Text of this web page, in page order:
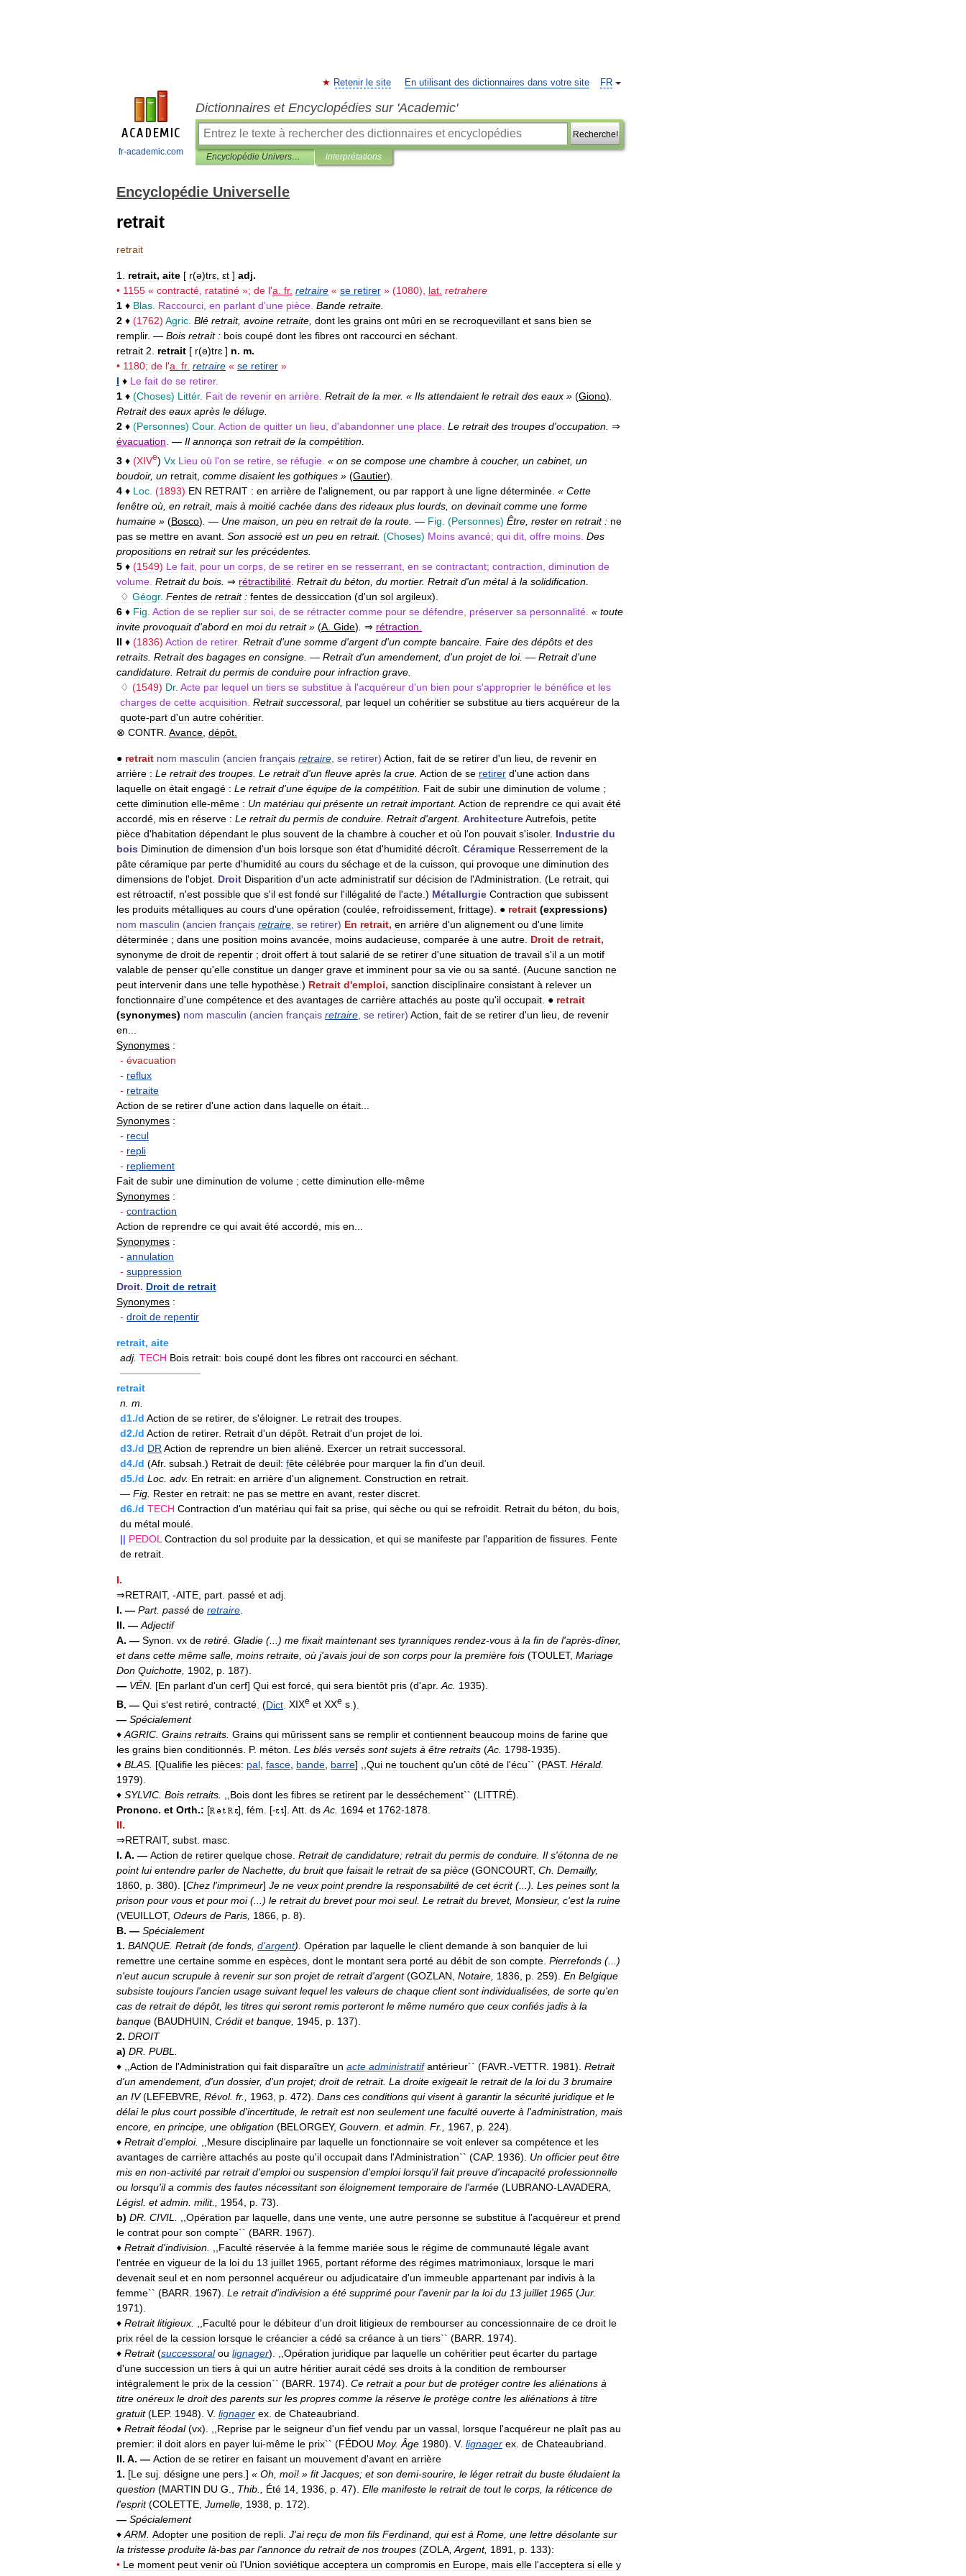
fr-academic.com
FR
Retenir le site En utilisant des dictionnaires dans votre site
Dictionnaires et Encyclopédies sur 'Academic'
Recherche!
Encyclopédie Universelle interprétations
Encyclopédie Universelle
retrait
retrait
1 retrait, aite [ r(ə)trɛ ɛt ] adj.
• 1155 « contracté ratatiné »; de l'a fr. retraire « se retirer » (1080), lat retrahere
1 ♦ Blas Raccourci en parlant d'une pièce Bande retraite
2 ♦ (1762) Agric Blé retrait, avoine retraite dont les grains ont mûri en se recroquevillant et sans bien se
remplir. — Bois retrait : bois coupé dont les fibres ont raccourci en séchant
retrait 2 retrait [ r(ə)trɛ ] n. m.
• 1180; de l'a fr. retraire « se retirer »
I ♦ Le fait de se retirer.
1 ♦ (Choses) Littér. Fait de revenir en arrière Retrait de la mer. « Ils attendaient le retrait des eaux » (Giono)
Retrait des eaux après le déluge
2 ♦ (Personnes) Cour. Action de quitter un lieu d'abandonner une place Le retrait des troupes d'occupation ⇒
évacuation — Il annonça son retrait de la compétition
3 ♦ (XIVe) Vx Lieu où l'on se retire se réfugie « on se compose une chambre à coucher, un cabinet, un
boudoir, un retrait comme disaient les gothiques » (Gautier)
4 ♦ Loc (1893) EN RETRAIT : en arrière de l'alignement ou par rapport à une ligne déterminée « Cette
fenêtre où en retrait, mais à moitié cachée dans des rideaux plus lourds on devinait comme une forme
humaine » (Bosco) — Une maison un peu en retrait de la route — Fig . (Personnes) Être rester en retrait : ne
pas se mettre en avant Son associé est un peu en retrait. (Choses) Moins avancé; qui dit offre moins Des
propositions en retrait sur les précédentes
5 ♦ (1549) Le fait pour un corps de se retirer en se resserrant en se contractant; contraction diminution de
volume Retrait du bois ⇒ rétractibilité Retrait du béton du mortier. Retrait d'un métal à la solidification
♢ Géogr. Fentes de retrait : fentes de dessiccation (d'un sol argileux).
6 ♦ Fig Action de se replier sur soi de se rétracter comme pour se défendre préserver sa personnalité « toute
invite provoquait d'abord en moi du retrait» (A Gide) ⇒ rétraction
II ♦ (1836) Action de retirer. Retrait d'une somme d'argent d'un compte bancaire Faire des dépôts et des
retraits Retrait des bagages en consigne — Retrait d'un amendement, d'un projet de loi. — Retrait d'une
candidature Retrait du permis de conduire pour infraction grave
♢ (1549) Dr. Acte par lequel un tiers se substitue à l'acquéreur d'un bien pour s'approprier le bénéfice et les
charges de cette acquisition Retrait successoral, par lequel un cohéritier se substitue au tiers acquéreur de la
quote-part d'un autre cohéritier.
⊗ CONTR Avance dépôt
● retrait nom masculin (ancien français retraire se retirer) Action fait de se retirer d'un lieu de revenir en
arrière : Le retrait des troupes Le retrait d'un fleuve après la crue Action de se retirer d'une action dans
laquelle on était engagé : Le retrait d'une équipe de la compétition Fait de subir une diminution de volume ;
cette diminution elle-même : Un matériau qui présente un retrait important. Action de reprendre ce qui avait été
accordé mis en réserve : Le retrait du permis de conduire Retrait d'argent. ArchitectureAutrefois petite
pièce d'habitation dépendant le plus souvent de la chambre à coucher et où l'on pouvait s'isoler. Industrie du
bois Diminution de dimension d'un bois lorsque son état d'humidité décroît Céramique Resserrement de la
pâte céramique par perte d'humidité au cours du séchage et de la cuisson qui provoque une diminution des
dimensions de l'objet Droit Disparition d'un acte administratif sur décision de l'Administration . (Le retrait qui
est rétroactif n'est possible que s'il est fondé sur l'illégalité de l'acte .) Métallurgie Contraction que subissent
les produits métalliques au cours d'une opération (coulée refroidissement frittage). ● retrait (expressions)
nom masculin (ancien français retraire se retirer) En retrait, en arrière d'un alignement ou d'une limite
déterminée ; dans une position moins avancée moins audacieuse comparée à une autre Droit de retrait,
synonyme de droit de repentir ; droit offert à tout salarié de se retirer d'une situation de travail s'il a un motif
valable de penser qu'elle constitue un danger grave et imminent pour sa vie ou sa santé . (Aucune sanction ne
peut intervenir dans une telle hypothèse .) Retrait d'emploi, sanction disciplinaire consistant à relever un
fonctionnaire d'une compétence et des avantages de carrière attachés au poste qu'il occupait ● retrait
(synonymes) nom masculin (ancien français retraire se retirer) Action fait de se retirer d'un lieu de revenir
en
Synonymes :
- évacuation
- reflux
- retraite
Action de se retirer d'une action dans laquelle on était
Synonymes :
- recul
- repli
- repliement
Fait de subir une diminution de volume ; cette diminution elle-même
Synonymes :
- contraction
Action de reprendre ce qui avait été accordé mis en
Synonymes :
- annulation
- suppression
Droit. Droit de retrait
Synonymes :
- droit de repentir
retrait, aite
adj. TECH Bois retrait: bois coupé dont les fibres ont raccourci en séchant
————————
retrait
n m
d1./d Action de se retirer, de s'éloigner. Le retrait des troupes
d2./d Action de retirer. Retrait d'un dépôt Retrait d'un projet de loi
d3./d DR Action de reprendre un bien aliéné Exercer un retrait successoral
d4./d (Afr. subsah .) Retrait de deuil: fête célébrée pour marquer la fin d'un deuil
d5./d Loc adv. En retrait: en arrière d'un alignement Construction en retrait
— Fig Rester en retrait: ne pas se mettre en avant rester discret
d6./d TECH Contraction d'un matériau qui fait sa prise qui sèche ou qui se refroidit Retrait du béton du bois
du métal moulé
|| PEDOL Contraction du sol produite par la dessication et qui se manifeste par l'apparition de fissures Fente
de retrait
I.
⇒RETRAIT, -AITE part passé et adj
I. — Part. passé de retraire
II. — Adjectif
A. — Synon vx de retiré Gladie (...) me fixait maintenant ses tyranniques rendez-vous à la fin de l'après-dîner,
et dans cette même salle moins retraite où j'avais joui de son corps pour la première fois (TOULET, Mariage
Don Quichotte 1902 p 187).
— VÉN [En parlant d'un cerf] Qui est forcé qui sera bientôt pris (d'apr. Ac 1935).
B. — Qui s'est retiré contracté . (Dict XIXe et XXe s .).
— Spécialement
♦ AGRIC. Grains retraits. Grains qui mûrissent sans se remplir et contiennent beaucoup moins de farine que
les grains bien conditionnés. P. méton. Les blés versés sont sujets à être retraits (Ac. 1798-1935).
♦ BLAS. [Qualifie les pièces: pal, fasce, bande, barre] ,,Qui ne touchent qu'un côté de l'écu`` (PAST. Hérald.
1979).
♦ SYLVIC. Bois retraits. ,,Bois dont les fibres se retirent par le desséchement`` (LITTRÉ).
Prononc. et Orth.: [ ], fém. [- ]. Att. ds Ac. 1694 et 1762-1878.
II.
⇒RETRAIT, subst. masc.
I. A. — Action de retirer quelque chose. Retrait de candidature; retrait du permis de conduire. Il s'étonna de ne
point lui entendre parler de Nachette, du bruit que faisait le retrait de sa pièce (GONCOURT, Ch. Demailly,
1860, p. 380). [Chez l'imprimeur] Je ne veux point prendre la responsabilité de cet écrit(...). Les peines sont la
prison pour vous et pour moi(...) le retrait du brevet pour moi seul. Le retrait du brevet, Monsieur, c'est la ruine
(VEUILLOT, Odeurs de Paris, 1866, p. 8).
B. — Spécialement
1. BANQUE. Retrait(de fonds, d'argent). Opération par laquelle le client demande à son banquier de lui
remettre une certaine somme en espèces, dont le montant sera porté au débit de son compte. Pierrefonds (...)
n'eut aucun scrupule à revenir sur son projet de retrait d'argent (GOZLAN, Notaire, 1836, p. 259). En Belgique
subsiste toujours l'ancien usage suivant lequel les valeurs de chaque client sont individualisées, de sorte qu'en
cas de retrait de dépôt, les titres qui seront remis porteront le même numéro que ceux confiés jadis à la
banque (BAUDHUIN, Crédit et banque, 1945, p. 137).
2. DROIT
a) DR. PUBL.
♦ ,,Action de l'Administration qui fait disparaître un acte administratif antérieur`` (FAVR.-VETTR. 1981). Retrait
d'un amendement, d'un dossier, d'un projet; droit de retrait. La droite exigeait le retrait de la loi du 3 brumaire
an IV (LEFEBVRE, Révol. fr., 1963, p. 472). Dans ces conditions qui visent à garantir la sécurité juridique et le
délai le plus court possible d'incertitude, le retrait est non seulement une faculté ouverte à l'administration, mais
encore, en principe, une obligation (BELORGEY, Gouvern. et admin. Fr., 1967, p. 224).
♦ Retrait d'emploi. ,,Mesure disciplinaire par laquelle un fonctionnaire se voit enlever sa compétence et les
avantages de carrière attachés au poste qu'il occupait dans l'Administration`` (CAP. 1936). Un officier peut être
mis en non-activité par retrait d'emploi ou suspension d'emploi lorsqu'il fait preuve d'incapacité professionnelle
ou lorsqu'il a commis des fautes nécessitant son éloignement temporaire de l'armée (LUBRANO-LAVADERA,
Législ. et admin. milit., 1954, p. 73).
b) DR. CIVIL. ,,Opération par laquelle, dans une vente, une autre personne se substitue à l'acquéreur et prend
le contrat pour son compte`` (BARR. 1967).
♦ Retrait d'indivision. ,,Faculté réservée à la femme mariée sous le régime de communauté légale avant
l'entrée en vigueur de la loi du 13 juillet 1965, portant réforme des régimes matrimoniaux, lorsque le mari
devenait seul et en nom personnel acquéreur ou adjudicataire d'un immeuble appartenant par indivis à la
femme`` (BARR. 1967). Le retrait d'indivision a été supprimé pour l'avenir par la loi du 13 juillet 1965 (Jur.
1971).
♦ Retrait litigieux. ,,Faculté pour le débiteur d'un droit litigieux de rembourser au concessionnaire de ce droit le
prix réel de la cession lorsque le créancier a cédé sa créance à un tiers`` (BARR. 1974).
♦ Retrait (successoral ou lignager). ,,Opération juridique par laquelle un cohéritier peut écarter du partage
d'une succession un tiers à qui un autre héritier aurait cédé ses droits à la condition de rembourser
intégralement le prix de la cession`` (BARR. 1974). Ce retrait a pour but de protéger contre les aliénations à
titre onéreux le droit des parents sur les propres comme la réserve le protège contre les aliénations à titre
gratuit (LEP. 1948). V. lignager ex. de Chateaubriand.
♦ Retrait féodal (vx). ,,Reprise par le seigneur d'un fief vendu par un vassal, lorsque l'acquéreur ne plaît pas au
premier: il doit alors en payer lui-même le prix`` (FÉDOU Moy.Âge 1980). V. lignager ex. de Chateaubriand.
II. A. — Action de se retirer en faisant un mouvement d'avant en arrière
1. [Le suj. désigne une pers.] « Oh, moi! » fit Jacques; et son demi-sourire, le léger retrait du buste éludaient la
question (MARTIN DU G., Thib., Été 14, 1936, p. 47). Elle manifeste le retrait de tout le corps, la réticence de
l'esprit (COLETTE, Jumelle, 1938, p. 172).
— Spécialement
♦ ARM. Adopter une position de repli. J'ai reçu de mon fils Ferdinand, qui est à Rome, une lettre désolante sur
la tristesse produite là-bas par l'annonce du retrait de nos troupes (ZOLA,Argent, 1891, p. 133):
• Le moment peut venir où l'Union soviétique acceptera un compromis en Europe, mais elle l'acceptera si elle y